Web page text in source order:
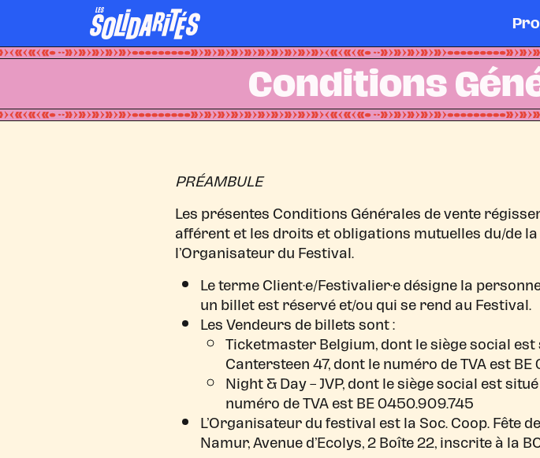
Conditions
PRÉAMBULE
Les présentes Conditions Générales de vente
afférent et les droits et obligations mutuelles du/de
l’Organisateur du Festival.
Le terme Client·e/Festivalier·e désigne la
un billet est réservé et/ou qui se rend au Festival.
Les Vendeurs de billets sont :
Ticketmaster Belgium, dont le siège social
Cantersteen 47, dont le numéro de TVA est
Night & Day – JVP, dont le siège social est
numéro de TVA est BE 0450.909.745
L’Organisateur du festival est la Soc. Coop.
Namur, Avenue d’Ecolys, 2 Boîte 22, inscrite à la